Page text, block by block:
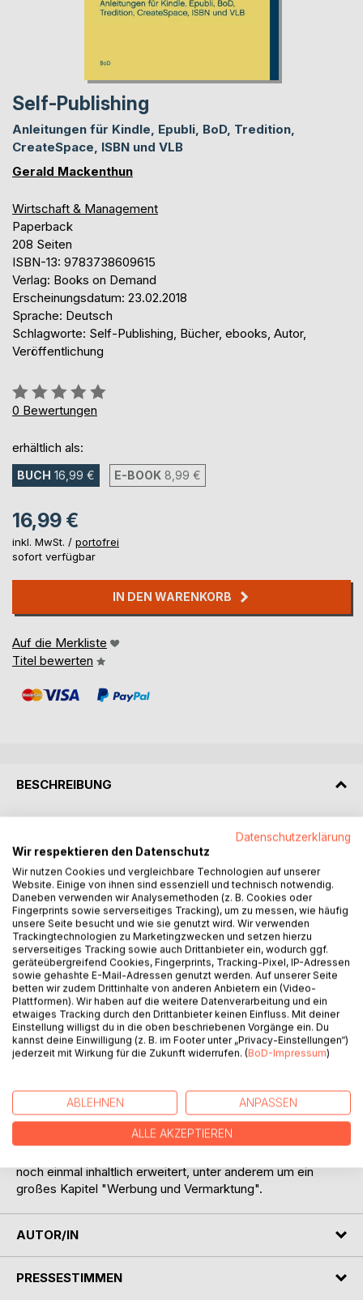
Self-Publishing
Anleitungen für Kindle, Epubli, BoD, Tredition,
CreateSpace, ISBN und VLB
Gerald Mackenthun
Wirtschaft & Management
Paperback
208 Seiten
ISBN-13: 9783738609615
Verlag: Books on Demand
Erscheinungsdatum: 23.02.2018
Sprache: Deutsch
Schlagworte: Self-Publishing, Bücher, ebooks, Autor,
Veröffentlichung
Bewertung::
0%
0 Bewertungen
erhältlich als:
BUCH 16,99 € E-BOOK 8,99 €
16,99 €
inkl. MwSt. / portofrei
sofort verfügbar
IN DEN WARENKORB
Auf die Merkliste
Titel bewerten
BESCHREIBUNG
Schnell mal einen Text bei Kindle anbieten und Millionär
werden! Das klingt zu einfach, um wahr zu sein. Nur ganz
wenigen Autoren gelingt der Sprung in die lukrative
Publizität. Für den großen Rest bleibt das Self-Publishing
ein mühsames Geschäft. Außerdem ist es mit Kindle nicht
getan. Elektronische Bücher bleiben zumindest in
Deutschland bis auf Weiteres ein Nischenprodukt. Noch
immer wird die gedruckte Form bevorzugt.
Während andere Handbücher bei den eBooks von Kindle
stehenbleiben, geht dieser Ratgeber darüber hinaus.
Ausführlich wird auf das universelle ePub-Format für
elektronische Bücher und das Print-on-Demand-Verfahren
an den Beispielen der Plattformen Epubli, Books on
Demand (BoD), Tredition und CreateSpace (Amazon)
ISB-Nummer und der Zugang zum Verzeichnis Lieferbarer
Bücher (VLB) unverzichtbar. Auch dazu enthält dieses
Buch praktische Hinweise.
noch einmal inhaltlich erweitert, unter anderem um ein
großes Kapitel "Werbung und Vermarktung".
AUTOR/IN
PRESSESTIMMEN
Datenschutzerklärung
Wir respektieren den Datenschutz
Wir nutzen Cookies und vergleichbare Technologien auf unserer
Website. Einige von ihnen sind essenziell und technisch notwendig.
Daneben verwenden wir Analysemethoden (z. B. Cookies oder
Fingerprints sowie serverseitiges Tracking), um zu messen, wie häufig
unsere Seite besucht und wie sie genutzt wird. Wir verwenden
Trackingtechnologien zu Marketingzwecken und setzen hierzu
serverseitiges Tracking sowie auch Drittanbieter ein, wodurch ggf.
geräteübergreifend Cookies, Fingerprints, Tracking-Pixel, IP-Adressen
sowie gehashte E-Mail-Adressen genutzt werden. Auf unserer Seite
betten wir zudem Drittinhalte von anderen Anbietern ein (Video-
Plattformen). Wir haben auf die weitere Datenverarbeitung und ein
etwaiges Tracking durch den Drittanbieter keinen Einfluss. Mit deiner
Einstellung willigst du in die oben beschriebenen Vorgänge ein. Du
kannst deine Einwilligung (z. B. im Footer unter „Privacy-Einstellungen“)
jederzeit mit Wirkung für die Zukunft widerrufen. (BoD-Impressum)
ABLEHNEN ANPASSEN
ALLE AKZEPTIEREN